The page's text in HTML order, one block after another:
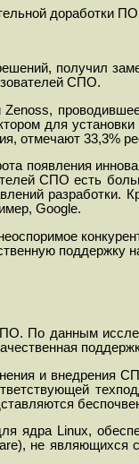
доработки
получил
СПО.
для
отмечают 33,3%
появления
СПО есть
разработки.
Google.
поддержку
По данным
и внедрения
ядра Linux,
не